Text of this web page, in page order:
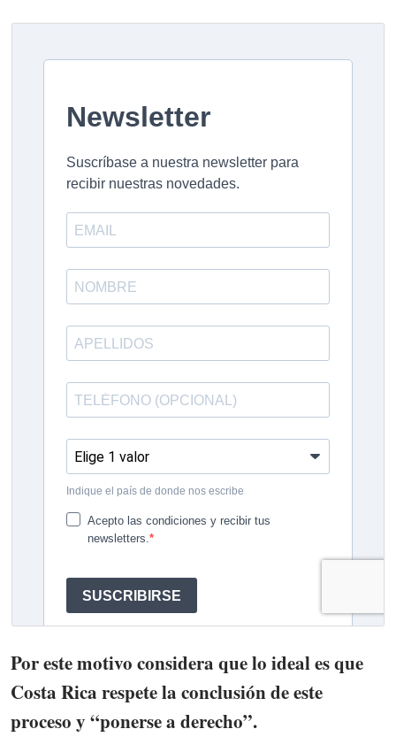
Por este motivo considera que lo ideal es que
Costa Rica respete la conclusión de este
proceso y “ponerse a derecho”.